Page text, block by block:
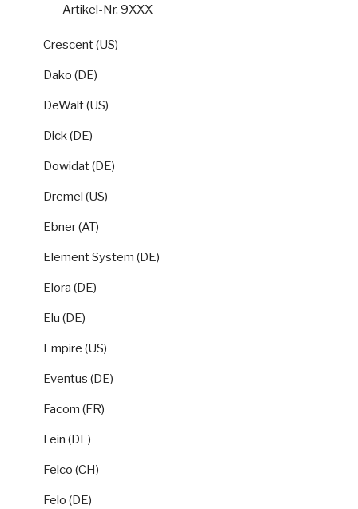
Artikel-Nr. 9XXX
Crescent (US)
Dako (DE)
DeWalt (US)
Dick (DE)
Dowidat (DE)
Dremel (US)
Ebner (AT)
Element System (DE)
Elora (DE)
Elu (DE)
Empire (US)
Eventus (DE)
Facom (FR)
Fein (DE)
Felco (CH)
Felo (DE)